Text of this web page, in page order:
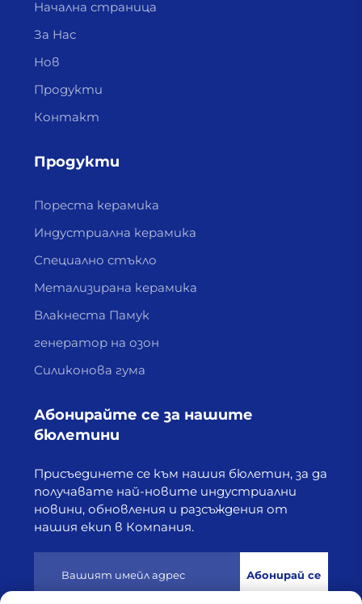
Начална страница
За Нас
Нов
Продукти
Контакт
Продукти
Пореста керамика
Индустриална керамика
Специално стъкло
Метализирана керамика
Влакнеста Памук
генератор на озон
Силиконова гума
Абонирайте се за нашите
бюлетини
Присъединете се към нашия бюлетин, за да
получавате най-новите индустриални
новини, обновления и разсъждения от
нашия екип в Компания.
Абонирай се